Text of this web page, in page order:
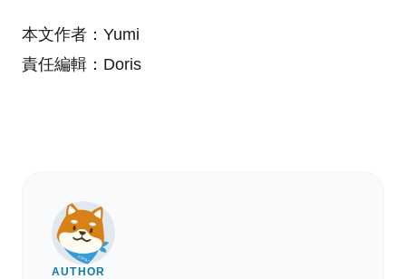
本文作者：Yumi
責任編輯：Doris
AUTHOR